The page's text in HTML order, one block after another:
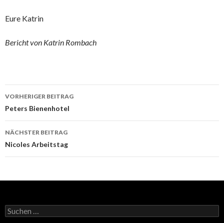
Eure Katrin
Bericht von Katrin Rombach
Beitrags-
Navigation
VORHERIGER BEITRAG
Peters Bienenhotel
NÄCHSTER BEITRAG
Nicoles Arbeitstag
Suchen
nach: